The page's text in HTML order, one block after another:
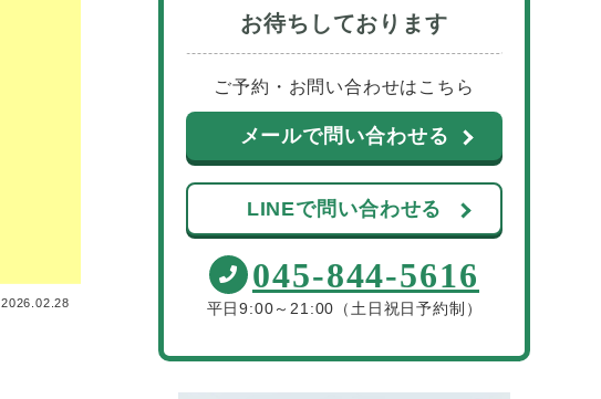
2026.02.28
お待ちしております
ご予約・お問い合わせはこちら
メールで問い合わせる
LINEで問い合わせる
045-844-5616
平日9:00～21:00（土日祝日予約制）